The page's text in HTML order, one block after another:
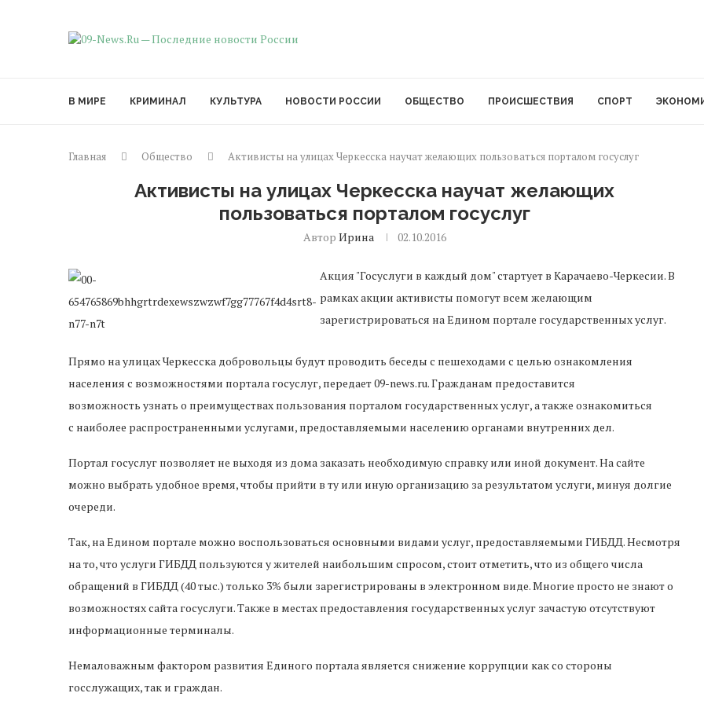
В МИРЕ КРИМИНАЛ КУЛЬТУРА НОВОСТИ РОССИИ ОБЩЕСТВО ПРОИСШЕСТВИЯ СПОРТ
Главная Общество Активисты на улицах Черкесска научат желающих пользоваться порталом госуслуг
Активисты на улицах Черкесска научат желающих
пользоваться порталом госуслуг
Автор Ирина 02.10.2016
Акция "Госуслуги в каждый дом" стартует в Карачаево-Черкесии. В
рамках акции активисты помогут всем желающим
зарегистрироваться на Едином портале государственных услуг.
Прямо на улицах Черкесска добровольцы будут проводить беседы с пешеходами с целью ознакомления
населения с возможностями портала госуслуг, передает 09-news.ru. Гражданам предоставится
возможность узнать о преимуществах пользования порталом государственных услуг, а также ознакомиться
с наиболее распространенными услугами, предоставляемыми населению органами внутренних дел.
Портал госуслуг позволяет не выходя из дома заказать необходимую справку или иной документ. На сайте
можно выбрать удобное время, чтобы прийти в ту или иную организацию за результатом услуги, минуя долгие
очереди.
Так, на Едином портале можно воспользоваться основными видами услуг, предоставляемыми ГИБДД. Несмотря
на то, что услуги ГИБДД пользуются у жителей наибольшим спросом, стоит отметить, что из общего числа
обращений в ГИБДД (40 тыс.) только 3% были зарегистрированы в электронном виде. Многие просто не знают о
возможностях сайта госуслуги. Также в местах предоставления государственных услуг зачастую отсутствуют
информационные терминалы.
Немаловажным фактором развития Единого портала является снижение коррупции как со стороны
госслужащих, так и граждан.